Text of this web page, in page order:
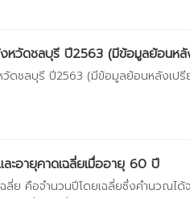
หวัดชลบุรี ปี2563 (มีข้อมูลย้อนหลั
ดชลบุรี ปี2563 (มีข้อมูลย้อนหลังเป
ละอายุคาดเฉลี่ยเมื่ออายุ 60 ปี
ลี่ย คือจำนวนปีโดยเฉลี่ยซึ่งคำนวณไ